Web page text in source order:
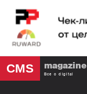
CMS magazine
Все о digital